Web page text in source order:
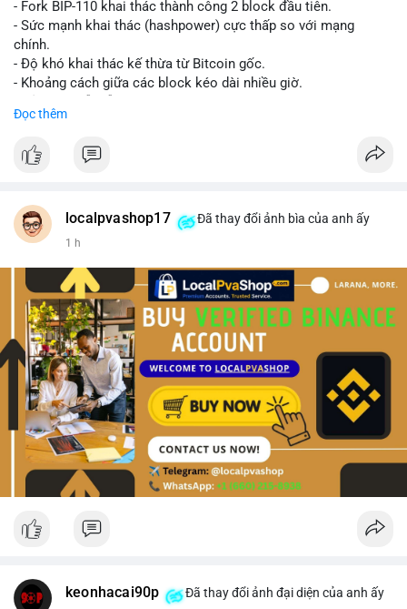
- Fork BIP-110 khai thác thành công 2 block đầu tiên.
- Sức mạnh khai thác (hashpower) cực thấp so với mạng
chính.
- Độ khó khai thác kế thừa từ Bitcoin gốc.
- Khoảng cách giữa các block kéo dài nhiều giờ.
#vlikevn #titanbot
Đọc thêm
localpvashop17 Đã thay đổi ảnh bìa của anh ấy
1 h
keonhacai90p Đã thay đổi ảnh đại diện của anh ấy